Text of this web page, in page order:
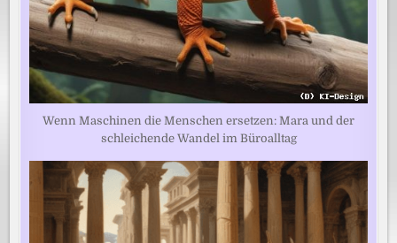
Wenn Maschinen die Menschen ersetzen: Mara und der
schleichende Wandel im Büroalltag